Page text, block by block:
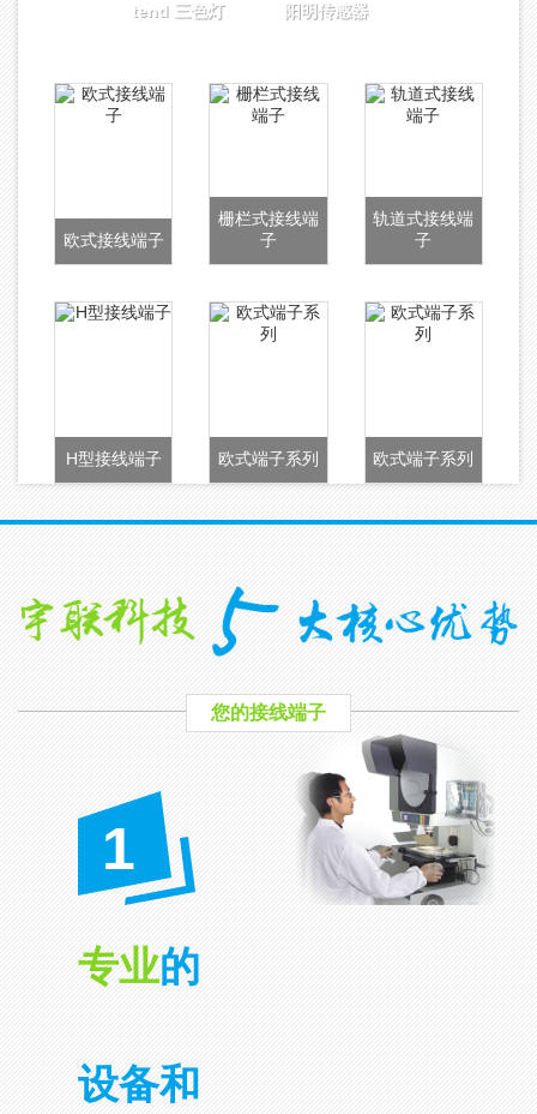
tend 三色灯 阳明传感器
欧式接线端子
栅栏式接线端
子
轨道式接线端
子
H型接线端子 欧式端子系列 欧式端子系列
您的接线端子
1
专业的
设备和